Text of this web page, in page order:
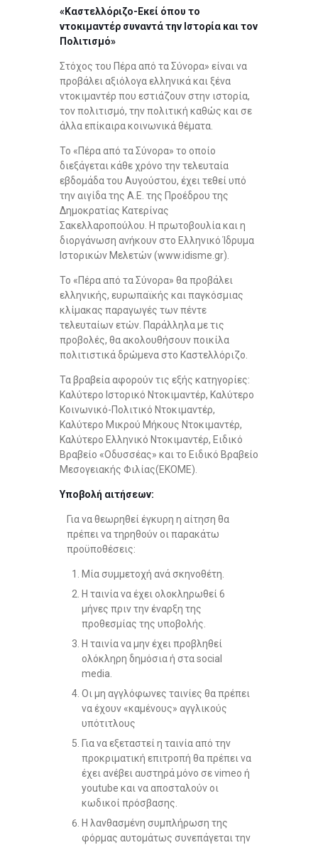
«Καστελλόριζο-Εκεί όπου το
ντοκιμαντέρ συναντά την Ιστορία και τον
Πολιτισμό»
Στόχος του Πέρα από τα Σύνορα» είναι να
προβάλει αξιόλογα ελληνικά και ξένα
ντοκιμαντέρ που εστιάζουν στην ιστορία,
τον πολιτισμό, την πολιτική καθώς και σε
άλλα επίκαιρα κοινωνικά θέματα.
Το «Πέρα από τα Σύνορα» το οποίο
διεξάγεται κάθε χρόνο την τελευταία
εβδομάδα του Αυγούστου, έχει τεθεί υπό
την αιγίδα της Α.Ε. της Προέδρου της
Δημοκρατίας Κατερίνας
Σακελλαροπούλου. Η πρωτοβουλία και η
διοργάνωση ανήκουν στο Ελληνικό Ίδρυμα
Ιστορικών Μελετών (www.idisme.gr).
Το «Πέρα από τα Σύνορα» θα προβάλει
ελληνικής, ευρωπαϊκής και παγκόσμιας
κλίμακας παραγωγές των πέντε
τελευταίων ετών. Παράλληλα με τις
προβολές, θα ακολουθήσουν ποικίλα
πολιτιστικά δρώμενα στο Καστελλόριζο.
Τα βραβεία αφορούν τις εξής κατηγορίες:
Καλύτερο Ιστορικό Ντοκιμαντέρ, Καλύτερο
Κοινωνικό-Πολιτικό Ντοκιμαντέρ,
Καλύτερο Μικρού Μήκους Ντοκιμαντέρ,
Καλύτερο Ελληνικό Ντοκιμαντέρ, Ειδικό
Βραβείο «Οδυσσέας» και το Ειδικό Βραβείο
Μεσογειακής Φιλίας(ΕΚΟΜΕ).
Υποβολή αιτήσεων:
Για να θεωρηθεί έγκυρη η αίτηση θα
πρέπει να τηρηθούν οι παρακάτω
προϋποθέσεις:
Μία συμμετοχή ανά σκηνοθέτη.
Η ταινία να έχει ολοκληρωθεί 6
μήνες πριν την έναρξη της
προθεσμίας της υποβολής.
Η ταινία να μην έχει προβληθεί
ολόκληρη δημόσια ή στα social
media.
Οι μη αγγλόφωνες ταινίες θα πρέπει
να έχουν «καμένους» αγγλικούς
υπότιτλους
Για να εξεταστεί η ταινία από την
προκριματική επιτροπή θα πρέπει να
έχει ανέβει αυστηρά μόνο σε vimeo ή
youtube και να αποσταλούν οι
κωδικοί πρόσβασης.
Η λανθασμένη συμπλήρωση της
φόρμας αυτομάτως συνεπάγεται την